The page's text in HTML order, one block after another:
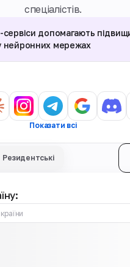
спеціалістів.
сервіси допомагають
нейронних мережах
Показати всі
Резидентські